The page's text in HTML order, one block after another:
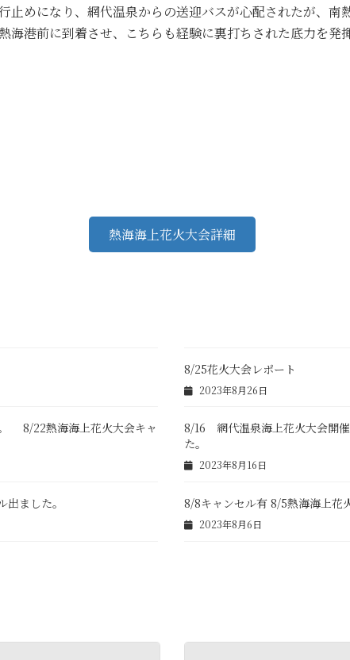
止めになり、網代温泉からの送迎バスが心配されたが、
海港前に到着させ、こちらも経験に裏打ちされた底力を発
熱海海上花火大会詳細
8/25花火大会レポート
2023年8月26日
8/22熱海海上花火大会キャ
8/16 網代温泉海上花火大会開
た。
2023年8月16日
出ました。 8/8キャンセル有 8/5熱海海上
2023年8月6日